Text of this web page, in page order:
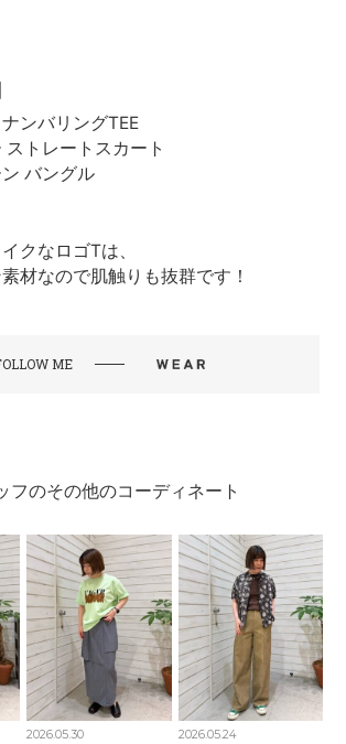
ンバリングTEE
トレートスカート
バングル
クなロゴTは、
材なので肌触りも抜群です！
ME
フのその他のコーディネート
2026.05.30 2026.05.24